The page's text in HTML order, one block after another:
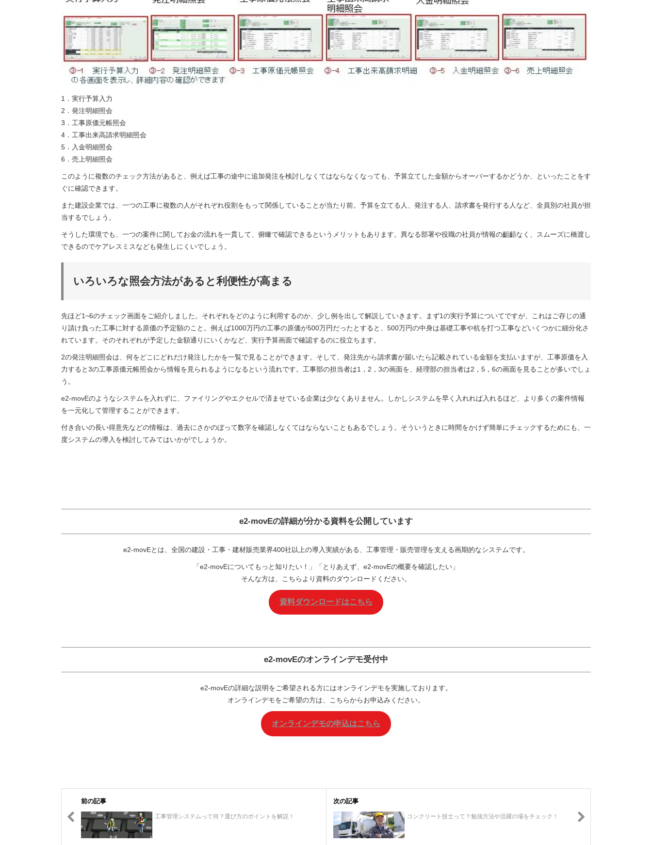
1．実行予算入力
2．発注明細照会
3．工事原価元帳照会
4．工事出来高請求明細照会
5．入金明細照会
6．売上明細照会
このように複数のチェック方法があると、例えば工事の途中に追加発注を検討しなくてはならなくなっても、予算立てした金額からオーバーするかどうか、といったことをす
ぐに確認できます。
また建設企業では、一つの工事に複数の人がそれぞれ役割をもって関係していることが当たり前。予算を立てる人、発注する人、請求書を発行する人など、全員別の社員が担
当するでしょう。
そうした環境でも、一つの案件に関してお金の流れを一貫して、俯瞰で確認できるというメリットもあります。異なる部署や役職の社員が情報の齟齬なく、スムーズに橋渡し
できるのでケアレスミスなども発生しにくいでしょう。
いろいろな照会方法があると利便性が高まる
先ほど1~6のチェック画面をご紹介しました。それぞれをどのように利用するのか、少し例を出して解説していきます。まず1の実行予算についてですが、これはご存じの通
り請け負った工事に対する原価の予定額のこと。例えば1000万円の工事の原価が500万円だったとすると、500万円の中身は基礎工事や杭を打つ工事などいくつかに細分化さ
れています。そのそれぞれが予定した金額通りにいくかなど、実行予算画面で確認するのに役立ちます。
2の発注明細照会は、何をどこにどれだけ発注したかを一覧で見ることができます。そして、発注先から請求書が届いたら記載されている金額を支払いますが、工事原価を入
力すると3の工事原価元帳照会から情報を見られるようになるという流れです。工事部の担当者は1，2，3の画面を、経理部の担当者は2，5，6の画面を見ることが多いでしょ
う。
e2-movEのようなシステムを入れずに、ファイリングやエクセルで済ませている企業は少なくありません。しかしシステムを早く入れれば入れるほど、より多くの案件情報
を一元化して管理することができます。
付き合いの長い得意先などの情報は、過去にさかのぼって数字を確認しなくてはならないこともあるでしょう。そういうときに時間をかけず簡単にチェックするためにも、一
度システムの導入を検討してみてはいかがでしょうか。
e2-movEの詳細が分かる資料を公開しています
e2-movEとは、全国の建設・工事・建材販売業界400社以上の導入実績がある、工事管理・販売管理を支える画期的なシステムです。
「e2-movEについてもっと知りたい！」「とりあえず、e2-movEの概要を確認したい」
そんな方は、こちらより資料のダウンロードください。
資料ダウンロードはこちら
e2-movEのオンラインデモ受付中
e2-movEの詳細な説明をご希望される方にはオンラインデモを実施しております。
オンラインデモをご希望の方は、こちらからお申込みください。
オンラインデモの申込はこちら
前の記事
工事管理システムって何？選び方のポイントを解説！
次の記事
コンクリート技士って？勉強方法や活躍の場をチェック！